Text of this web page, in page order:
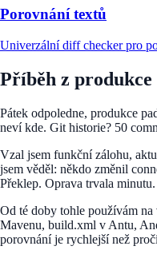
Porovnání textů
Univerzální diff checker pro
Příběh z produkce
Pátek odpoledne, produkce
neví kde. Git historie? 50
Vzal jsem funkční zálohu,
jsem věděl: někdo změnil
Překlep. Oprava trvala minutu.
Od té doby tohle používám
Mavenu, build.xml v Antu,
porovnání je rychlejší než